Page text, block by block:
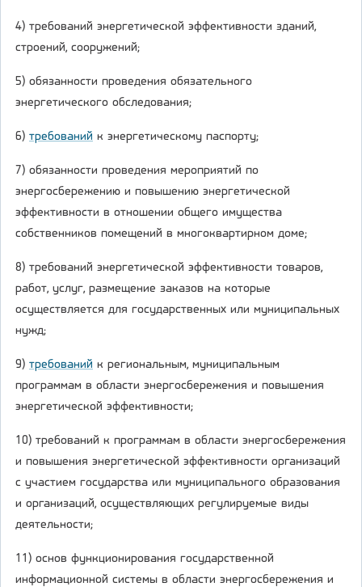
4) требований энергетической эффективности зданий,
строений, сооружений;
5) обязанности проведения обязательного
энергетического обследования;
6) требований к энергетическому паспорту;
7) обязанности проведения мероприятий по
энергосбережению и повышению энергетической
эффективности в отношении общего имущества
собственников помещений в многоквартирном доме;
8) требований энергетической эффективности товаров,
работ, услуг, размещение заказов на которые
осуществляется для государственных или муниципальных
нужд;
9) требований к региональным, муниципальным
программам в области энергосбережения и повышения
энергетической эффективности;
10) требований к программам в области энергосбережения
и повышения энергетической эффективности организаций
с участием государства или муниципального образования
и организаций, осуществляющих регулируемые виды
деятельности;
11) основ функционирования государственной
информационной системы в области энергосбережения и